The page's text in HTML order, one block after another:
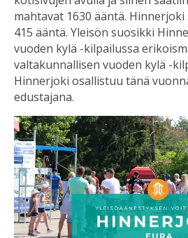
mahtavat 1630 ääntä.
415 ääntä. Yleisön suosikki
vuoden kylä -kilpailussa
valtakunnallisen vuoden kylä -
Hinnerjoki osallistuu tänä
edustajana.